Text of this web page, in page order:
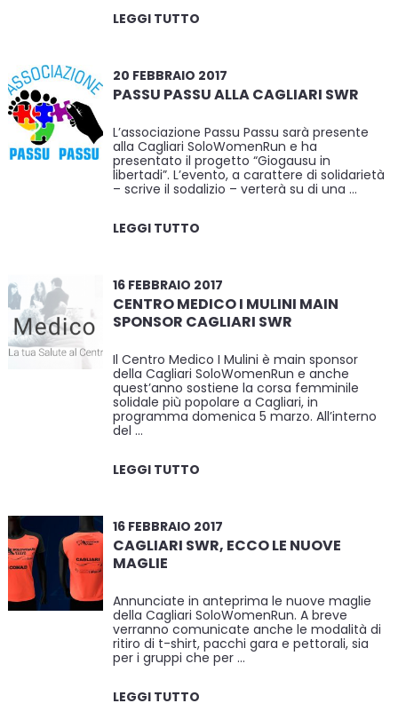
LEGGI TUTTO
20 FEBBRAIO 2017
PASSU PASSU ALLA CAGLIARI SWR
L’associazione Passu Passu sarà presente
alla Cagliari SoloWomenRun e ha
presentato il progetto “Giogausu in
libertadi”. L’evento, a carattere di solidarietà
– scrive il sodalizio – verterà su di una …
LEGGI TUTTO
16 FEBBRAIO 2017
CENTRO MEDICO I MULINI MAIN
SPONSOR CAGLIARI SWR
Il Centro Medico I Mulini è main sponsor
della Cagliari SoloWomenRun e anche
quest’anno sostiene la corsa femminile
solidale più popolare a Cagliari, in
programma domenica 5 marzo. All’interno
del …
LEGGI TUTTO
16 FEBBRAIO 2017
CAGLIARI SWR, ECCO LE NUOVE
MAGLIE
Annunciate in anteprima le nuove maglie
della Cagliari SoloWomenRun. A breve
verranno comunicate anche le modalità di
ritiro di t-shirt, pacchi gara e pettorali, sia
per i gruppi che per …
LEGGI TUTTO